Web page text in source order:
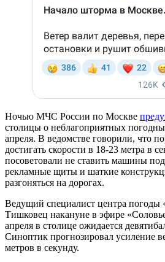
Ночью МЧС России по Москве
столицы о неблагоприятных
апреля. В ведомстве говорили, что
достигать скорости в 18-23 метра в
посоветовали не ставить машины
рекламные щиты и шаткие
разгоняться на дорогах.
Ведущий специалист центра погоды
Тишковец накануне в эфире
апреля в столице ожидается
Синоптик прогнозировал усиление
метров в секунду.